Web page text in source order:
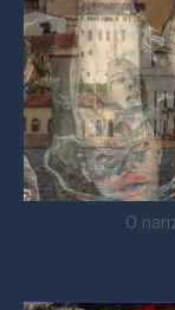
O